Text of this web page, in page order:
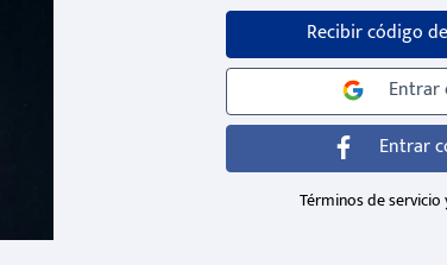
Recibir código
Entrar
Entrar
Términos de